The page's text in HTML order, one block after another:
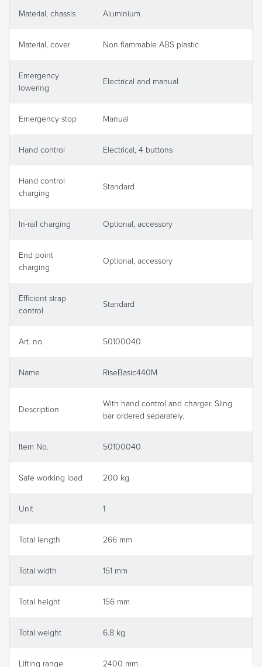
Material, chassis Aluminium
Material, cover Non flammable ABS plastic
Emergency
lowering
Electrical and manual
Emergency stop Manual
Hand control Electrical, 4 buttons
Hand control
charging
Standard
In-rail charging Optional, accessory
End point
charging
Optional, accessory
Efficient strap
control
Standard
Art. no. 50100040
Name RiseBasic440M
Description
With hand control and charger. Sling
bar ordered separately.
Item No. 50100040
Safe working load 200 kg
Unit 1
Total length 266 mm
Total width 151 mm
Total height 156 mm
Total weight 6.8 kg
Lifting range 2400 mm